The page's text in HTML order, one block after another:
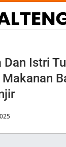
Istri